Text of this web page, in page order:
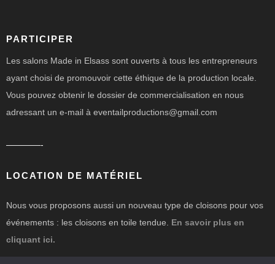
PARTICIPER
Les salons Made in Elsass sont ouverts à tous les entrepreneurs
ayant choisi de promouvoir cette éthique de la production locale.
Vous pouvez obtenir le dossier de commercialisation en nous
adressant un e-mail à eventailproductions@gmail.com
————-
LOCATION DE MATÉRIEL
Nous vous proposons aussi un nouveau type de cloisons pour vos
événements : les cloisons en toile tendue. En savoir plus en
cliquant ici.